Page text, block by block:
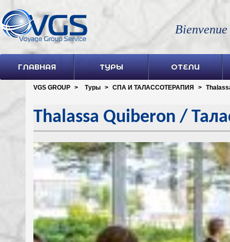
ГЛАВНАЯ ТУРЫ ОТЕЛИ
VGS GROUP > Туры > СПА И ТАЛАССОТЕРАПИЯ >
Thalassa Quiberon /